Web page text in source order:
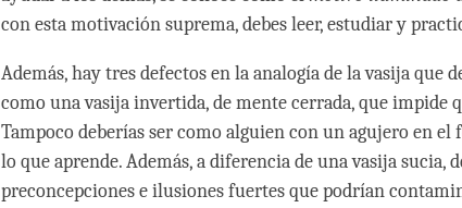
con esta motivación suprema, debes leer, estudiar y
Además, hay tres defectos en la analogía de la vasija que
como una vasija invertida, de mente cerrada, que impide
Tampoco deberías ser como alguien con un agujero en el
lo que aprende. Además, a diferencia de una vasija sucia,
preconcepciones e ilusiones fuertes que podrían